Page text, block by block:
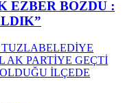
EZBER BOZDU :